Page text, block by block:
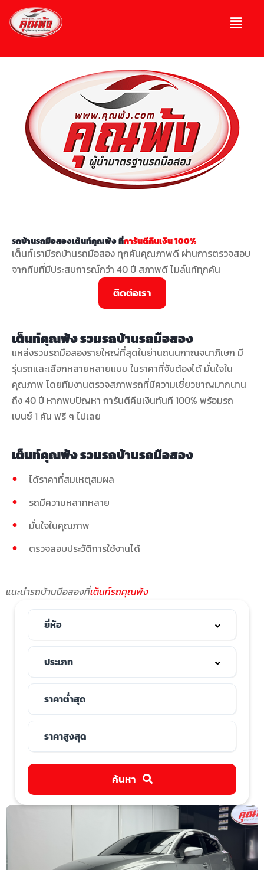
รถบ้านรถมือสองเต็นท์คุณพ้ง ที่การันตีคืนเงิน 100%
เต็นท์เรามีรถบ้านรถมือสอง ทุกคันคุณภาพดี ผ่านการตรวจสอบ
จากทีมที่มีประสบการณ์กว่า 40 ปี สภาพดี ไมล์แท้ทุกคัน
ติดต่อเรา
เต็นท์คุณพ้ง รวมรถบ้านรถมือสอง
แหล่งรวมรถมือสองรายใหญ่ที่สุดในย่านถนนกาณจนาภิเษก มี
รุ่นรถและเลือกหลายหลายแบบ ในราคาที่จับต้องได้ มั่นใจใน
คุณภาพ โดยทีมงานตรวจสภาพรถที่มีความเชี่ยวชาญมากนาน
ถึง 40 ปี หากพบปัญหา การันตีคืนเงินทันที 100% พร้อมรถ
เบนซ์ 1 คัน ฟรี ๆ ไปเลย
เต็นท์คุณพ้ง รวมรถบ้านรถมือสอง
ได้ราคาที่สมเหตุสมผล
รถมีความหลากหลาย
มั่นใจในคุณภาพ
ตรวจสอบประวัติการใช้งานได้
แนะนำรถบ้านมือสองที่เต็นท์รถคุณพ้ง
ค้นหา